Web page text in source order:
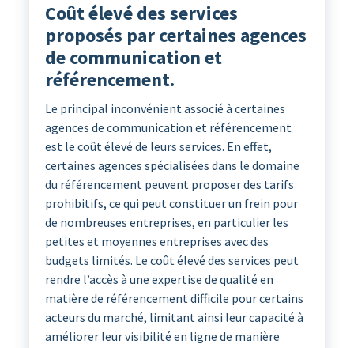
Coût élevé des services
proposés par certaines agences
de communication et
référencement.
Le principal inconvénient associé à certaines
agences de communication et référencement
est le coût élevé de leurs services. En effet,
certaines agences spécialisées dans le domaine
du référencement peuvent proposer des tarifs
prohibitifs, ce qui peut constituer un frein pour
de nombreuses entreprises, en particulier les
petites et moyennes entreprises avec des
budgets limités. Le coût élevé des services peut
rendre l’accès à une expertise de qualité en
matière de référencement difficile pour certains
acteurs du marché, limitant ainsi leur capacité à
améliorer leur visibilité en ligne de manière